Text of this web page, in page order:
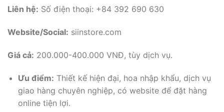
Liên hệ: Số điện thoại: +84 392 690 630
Website/Social: siinstore.com
Giá cả: 200.000-400.000 VNĐ, tùy dịch vụ.
Ưu điểm: Thiết kế hiện đại, hoa nhập khẩu, dịch vụ
giao hàng chuyên nghiệp, có website để đặt hàng
online tiện lợi.